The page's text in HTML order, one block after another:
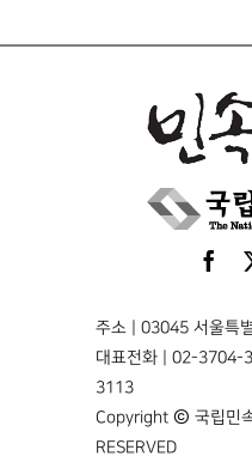
주소 | 03045 서울특
대표전화 | 02-3704-
3113
Copyright © 국립민
RESERVED